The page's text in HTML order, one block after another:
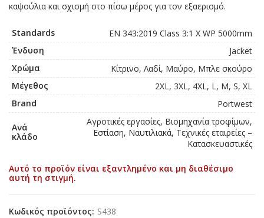
καψούλια και σχισμή στο πίσω μέρος για τον εξαερισμό.
Standards
EN 343:2019 Class 3:1 X WP 5000mm
Ένδυση
Jacket
Χρώμα
Κίτρινο, Λαδί, Μαύρο, Μπλε σκούρο
Μέγεθος
2XL, 3XL, 4XL, L, M, S, XL
Brand
Portwest
Ανά
κλάδο
Αγροτικές εργασίες, Βιομηχανία τροφίμων,
Εστίαση, Ναυτιλιακά, Τεχνικές εταιρείες –
Κατασκευαστικές
Αυτό το προϊόν είναι εξαντλημένο και μη διαθέσιμο
αυτή τη στιγμή.
Κωδικός προϊόντος: S438